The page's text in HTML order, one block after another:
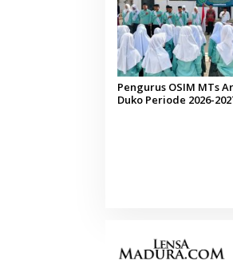
Pengurus OSIM MTs
Duko Periode 2026-